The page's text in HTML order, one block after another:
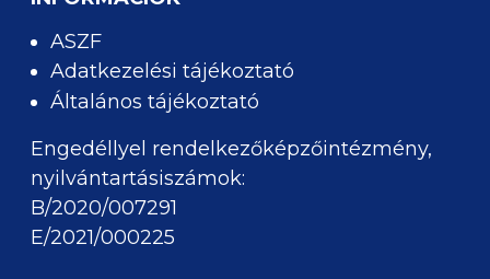
ASZF
Adatkezelési tájékoztató
Általános tájékoztató
Engedéllyel rendelkezőképzőintézmény,
nyilvántartásiszámok:
B/2020/007291
E/2021/000225